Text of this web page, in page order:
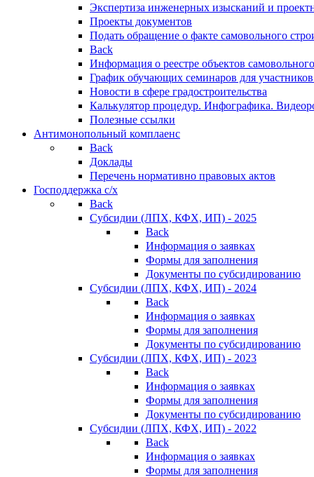
Экспертиза инженерных изысканий и
Проекты документов
Подать обращение о факте самовольного
Back
Информация о реестре объектов
График обучающих семинаров для участников
Новости в сфере градостроительства
Калькулятор процедур. Инфографика.
Полезные ссылки
Антимонопольный комплаенс
Back
Доклады
Перечень нормативно правовых актов
Господдержка с/х
Back
Субсидии (ЛПХ, КФХ, ИП) - 2025
Back
Информация о заявках
Формы для заполнения
Документы по субсидированию
Субсидии (ЛПХ, КФХ, ИП) - 2024
Back
Информация о заявках
Формы для заполнения
Документы по субсидированию
Субсидии (ЛПХ, КФХ, ИП) - 2023
Back
Информация о заявках
Формы для заполнения
Документы по субсидированию
Субсидии (ЛПХ, КФХ, ИП) - 2022
Back
Информация о заявках
Формы для заполнения